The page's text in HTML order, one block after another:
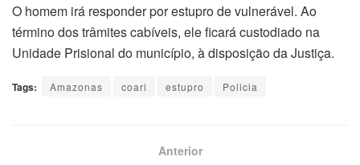
O homem irá responder por estupro de vulnerável. Ao
término dos trâmites cabíveis, ele ficará custodiado na
Unidade Prisional do município, à disposição da Justiça.
Tags: Amazonas coari estupro Policia
Anterior